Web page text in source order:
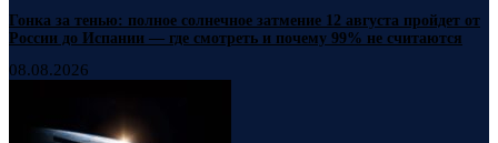
Гонка за тенью: полное солнечное затмение 12 августа пройдет от
России до Испании — где смотреть и почему 99% не считаются
08.08.2026